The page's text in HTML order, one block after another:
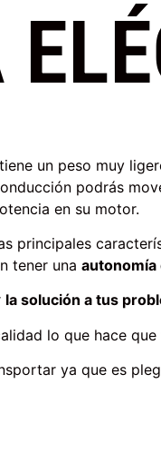
tiene un peso muy
podrás
en su motor.
principales
tener unaautonomía
la solución a tus
lo que hace
ya que es